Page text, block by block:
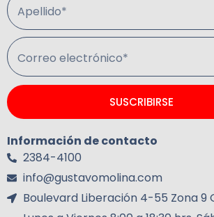
Apellido*
Correo electrónico*
SUSCRIBIRSE
Información de contacto
2384-4100
info@gustavomolina.com
Boulevard Liberación 4-55 Zona 9